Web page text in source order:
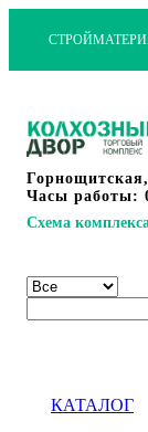
Часы работы:
Схема
КАТАЛОГ